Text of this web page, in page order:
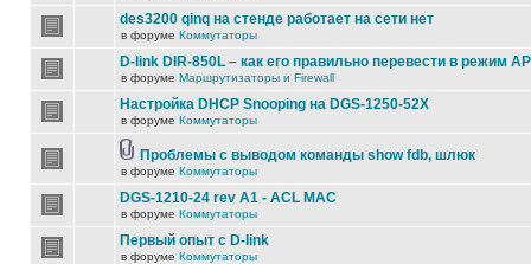
des3200 qinq на стенде работает на сети нет
в форуме Коммутаторы
D-link DIR-850L – как его правильно перевести в режим
в форуме Маршрутизаторы и Firewall
Настройка DHCP Snooping на DGS-1250-52X
в форуме Коммутаторы
Проблемы с выводом команды show fdb, шлюк
в форуме Коммутаторы
DGS-1210-24 rev A1 - ACL MAC
в форуме Коммутаторы
Первый опыт с D-link
в форуме Коммутаторы